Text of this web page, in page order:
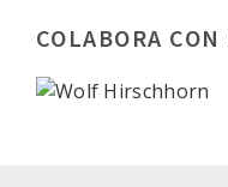
COLABORA